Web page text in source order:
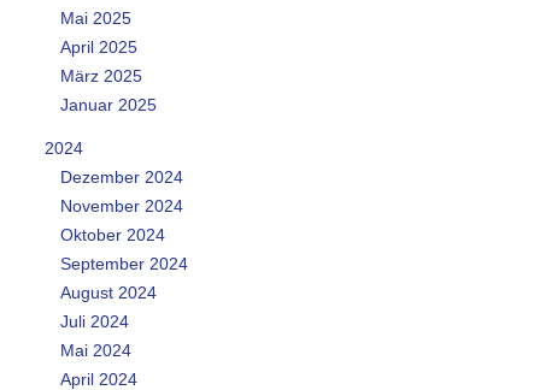
Mai 2025
April 2025
März 2025
Januar 2025
2024
Dezember 2024
November 2024
Oktober 2024
September 2024
August 2024
Juli 2024
Mai 2024
April 2024